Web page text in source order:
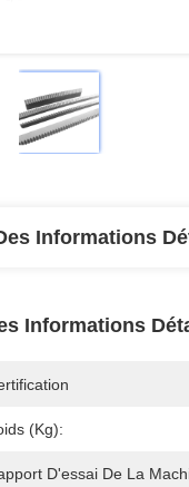
Informations
Informations
(kg):
D'essai De La